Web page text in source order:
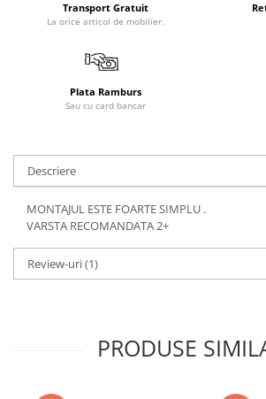
Transport Gratuit
La orice articol de mobilier.
Plata Ramburs
Sau cu card bancar
Descriere
MONTAJUL ESTE FOARTE SIMPLU .
VARSTA RECOMANDATA 2+
Review-uri(1)
PRODUSE